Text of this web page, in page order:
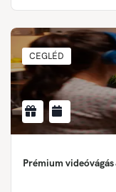
CEGLÉD
Prémium